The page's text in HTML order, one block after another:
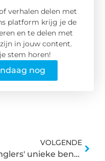
verhalen delen met
platform krijg je de
en te delen met
in jouw content.
stem horen!
nog
VOLGENDE
Anglers' unieke benadering: SEO-tips om jouw online aanwezigheid te versterken